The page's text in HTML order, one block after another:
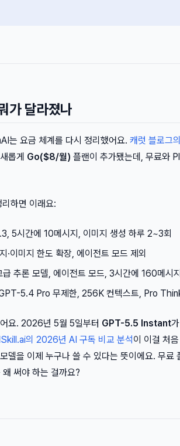
가 달라졌나
는 요금 체계를 다시 정리했어요. 캐럿 블로그
롭게 Go($8/월) 플랜이 추가됐는데, 무료와
하면 이래요:
5시간에 10메시지, 이미지 생성 하루 2~3회
·이미지 한도 확장, 에이전트 모드 제외
급 추론 모델, 에이전트 모드, 3시간에 160메시
5.4 Pro 무제한, 256K 컨텍스트, Pro
요. 2026년 5월 5일부터 GPT-5.5 Instant
의 2026년 AI 구독 비교 분석이 이걸 처
델을 이제 누구나 쓸 수 있다는 뜻이에요. 무료
써야 하는 걸까요?